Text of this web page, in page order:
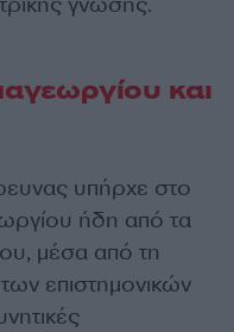
και
υπήρχε στο
ήδη από τα
μέσα από τη
επιστημονικών